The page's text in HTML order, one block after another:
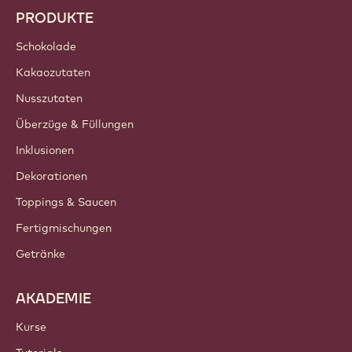
Trends & Inspiration
Nachhaltigkeit
Über uns
Barry Callebaut Group
Kontakt
Newsletter
Wo kaufen?
Nusszutaten
Überzüge & Füllungen
Inklusionen